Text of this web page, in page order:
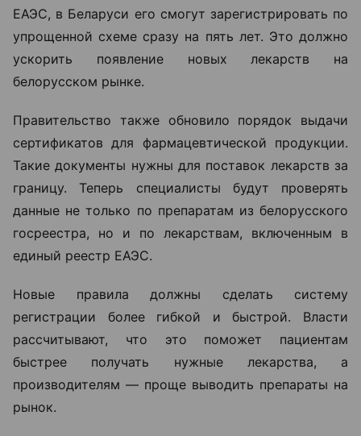
ЕАЭС, в Беларуси его смогут зарегистрировать по
упрощенной схеме сразу на пять лет. Это должно
ускорить появление новых лекарств на
белорусском рынке.
Правительство также обновило порядок выдачи
сертификатов для фармацевтической продукции.
Такие документы нужны для поставок лекарств за
границу. Теперь специалисты будут проверять
данные не только по препаратам из белорусского
госреестра, но и по лекарствам, включенным в
единый реестр ЕАЭС.
Новые правила должны сделать систему
регистрации более гибкой и быстрой. Власти
рассчитывают, что это поможет пациентам
быстрее получать нужные лекарства, а
производителям — проще выводить препараты на
рынок.